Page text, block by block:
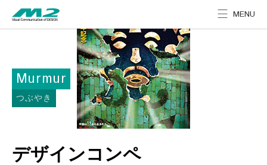
MENU
CLOSE
Murmur
つぶやき
デザインコンペ